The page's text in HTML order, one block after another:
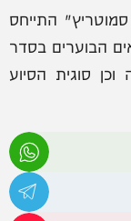
התייחס
הבוערים בסדר
סוגית הסיוע